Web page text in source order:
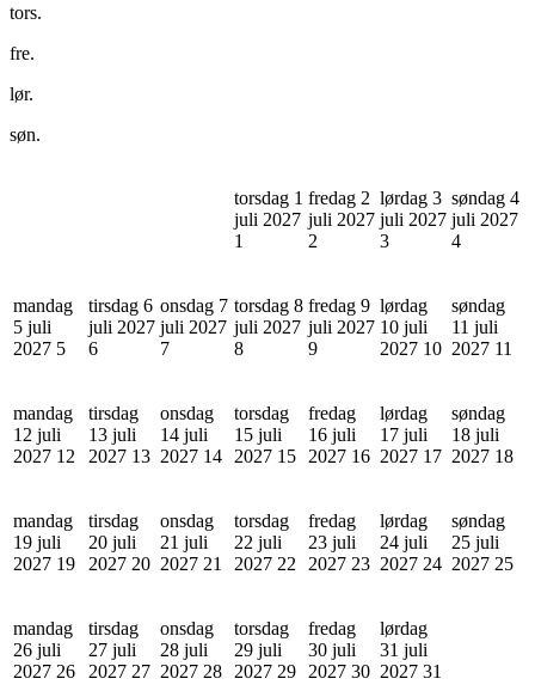
tors.
fre.
lør.
søn.
torsdag 1
juli 2027
1
fredag 2
juli 2027
2
lørdag 3
juli 2027
3
søndag 4
juli 2027
4
mandag
5 juli
2027 5
tirsdag 6
juli 2027
6
onsdag 7
juli 2027
7
torsdag 8
juli 2027
8
fredag 9
juli 2027
9
lørdag
10 juli
2027 10
søndag
11 juli
2027 11
mandag
12 juli
2027 12
tirsdag
13 juli
2027 13
onsdag
14 juli
2027 14
torsdag
15 juli
2027 15
fredag
16 juli
2027 16
lørdag
17 juli
2027 17
søndag
18 juli
2027 18
mandag
19 juli
2027 19
tirsdag
20 juli
2027 20
onsdag
21 juli
2027 21
torsdag
22 juli
2027 22
fredag
23 juli
2027 23
lørdag
24 juli
2027 24
søndag
25 juli
2027 25
mandag
26 juli
2027 26
tirsdag
27 juli
2027 27
onsdag
28 juli
2027 28
torsdag
29 juli
2027 29
fredag
30 juli
2027 30
lørdag
31 juli
2027 31